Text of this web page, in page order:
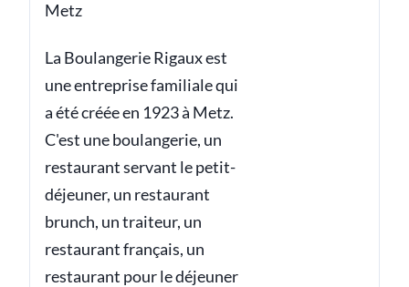
Metz
La Boulangerie Rigaux est
une entreprise familiale qui
a été créée en 1923 à Metz.
C'est une boulangerie, un
restaurant servant le petit-
déjeuner, un restaurant
brunch, un traiteur, un
restaurant français, un
restaurant pour le déjeuner